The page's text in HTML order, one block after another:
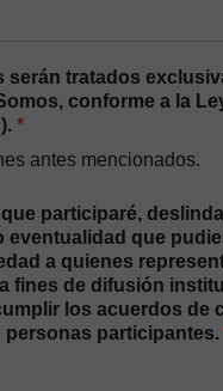
tratados
conforme a la
*
antes mencionados.
participaré,
que
a quienes
fines de difusión
los acuerdos de
participantes.